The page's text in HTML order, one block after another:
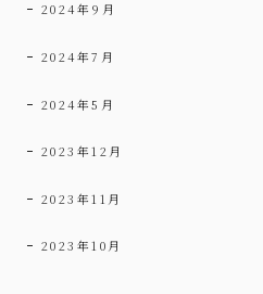
2024年9月
2024年7月
2024年5月
2023年12月
2023年11月
2023年10月